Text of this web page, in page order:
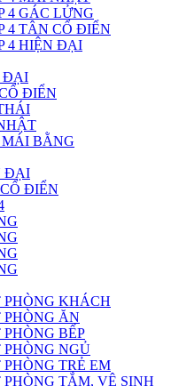
4 GÁC LỬNG
4 TÂN CỔ ĐIỂN
4 HIỆN ĐẠI
ĐẠI
ĐIỂN
BẰNG
ĐẠI
ĐIỂN
KHÁCH
ĂN
BẾP
NGỦ
TRẺ EM
TẮM, VỆ SINH